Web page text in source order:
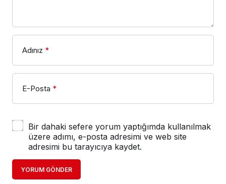
Adınız *
E-Posta *
Bir dahaki sefere yorum yaptığımda kullanılmak
üzere adımı, e-posta adresimi ve web site
adresimi bu tarayıcıya kaydet.
YORUM GÖNDER